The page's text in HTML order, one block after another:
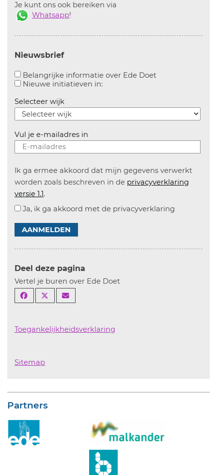
Je kunt ons ook bereiken via
Whatsapp!
Nieuwsbrief
Belangrijke informatie over Ede Doet
Nieuwe initiatieven in:Aanvinken om informatie over
Selecteer wijk
Vul je e-mailadres in
Ik ga ermee akkoord dat mijn gegevens verwerkt
worden zoals beschreven in de privacyverklaring
versie 1.1.
Ja, ik ga akkoord met de privacyverklaring
AANMELDEN
Deel deze pagina
Vertel je buren over Ede Doet
Toegankelijkheidsverklaring
Sitemap
Partners